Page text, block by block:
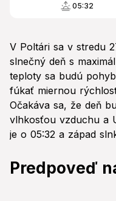
05:32
V Poltári sa v stredu
slnečný deň s
teploty sa budú
fúkať miernou
Očakáva sa, že deň
vlhkosťou vzduchu a
je o 05:32 a západ
Predpoveď